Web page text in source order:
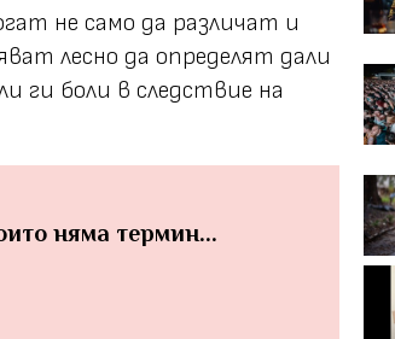
не само да различат и
лесно да определят дали
ги боли в следствие на
няма термин...